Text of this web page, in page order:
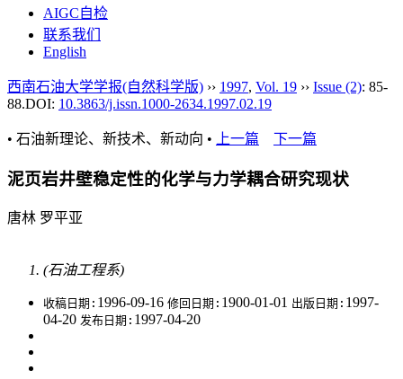
AIGC自检
联系我们
English
西南石油大学学报(自然科学版) ›› 1997, Vol. 19 ›› Issue (2): 85-
88.DOI: 10.3863/j.issn.1000-2634.1997.02.19
• 石油新理论、新技术、新动向 • 上一篇 下一篇
泥页岩井壁稳定性的化学与力学耦合研究现状
唐林 罗平亚
(石油工程系)
收稿日期: 1996-09-16 修回日期: 1900-01-01 出版日期: 1997-
04-20 发布日期: 1997-04-20